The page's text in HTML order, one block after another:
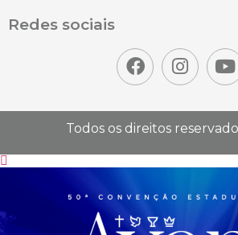
Redes sociais
Todos os direitos